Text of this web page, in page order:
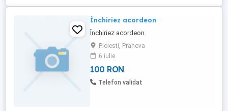
Închiriez acordeon
Închiriez acordeon.
Ploiesti, Prahova
6 iulie
100 RON
Telefon validat